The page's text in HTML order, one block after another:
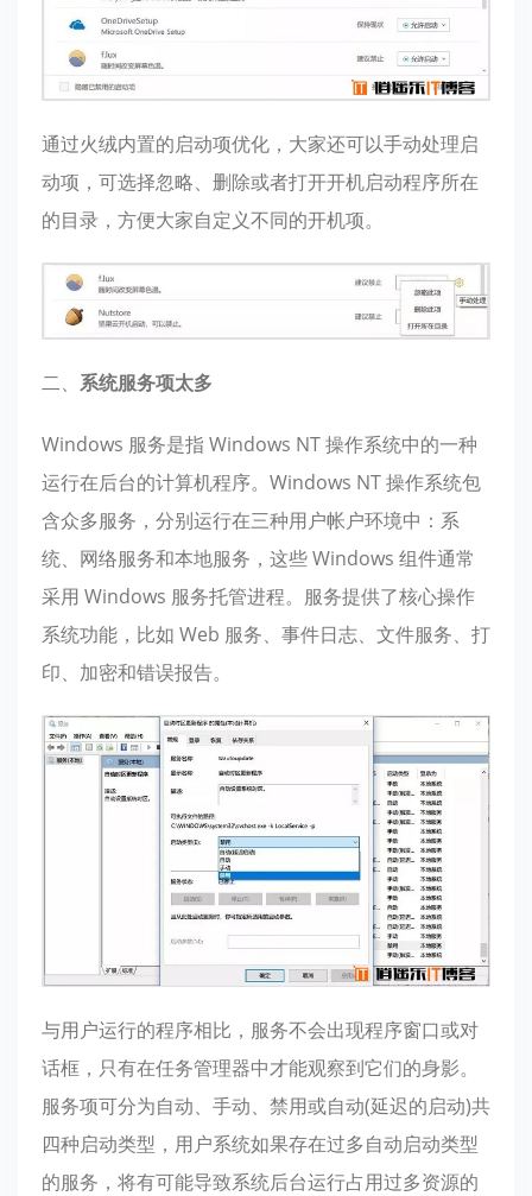
通过火绒内置的启动项优化，大家还可以手动处理启
动项，可选择忽略、删除或者打开开机启动程序所在
的目录，方便大家自定义不同的开机项。
二、 系统服务项太多
Windows 服务是指 Windows NT 操作系统中的一种
运行在后台的计算机程序。Windows NT 操作系统包
含众多服务，分别运行在三种用户帐户环境中：系
统、网络服务和本地服务，这些 Windows 组件通常
采用 Windows 服务托管进程。服务提供了核心操作
系统功能，比如 Web 服务、事件日志、文件服务、打
印、加密和错误报告。
与用户运行的程序相比，服务不会出现程序窗口或对
话框，只有在任务管理器中才能观察到它们的身影。
服务项可分为自动、手动、禁用或自动(延迟的启动)共
四种启动类型，用户系统如果存在过多自动启动类型
的服务，将有可能导致系统后台运行占用过多资源的